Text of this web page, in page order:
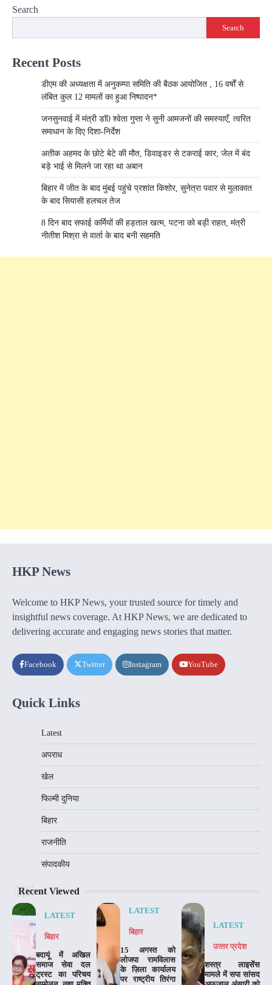
Search
Search
Recent Posts
डीएम की अध्यक्षता में अनुकम्पा समिति की बैठक आयोजित , 16 वर्षों से
लंबित कुल 12 मामलों का हुआ निष्पादन*
जनसुनवाई में मंत्री डाॅ0 श्वेता गुप्ता ने सुनी आमजनों की समस्याएँ, त्वरित
समाधान के दिए दिशा-निर्देश
अतीक अहमद के छोटे बेटे की मौत, डिवाइडर से टकराई कार; जेल में बंद
बड़े भाई से मिलने जा रहा था अबान
बिहार में जीत के बाद मुंबई पहुंचे प्रशांत किशोर, सुनेत्रा पवार से मुलाकात
के बाद सियासी हलचल तेज
8 दिन बाद सफाई कर्मियों की हड़ताल खत्म, पटना को बड़ी राहत, मंत्री
नीतीश मिश्रा से वार्ता के बाद बनी सहमति
HKP News
Welcome to HKP News, your trusted source for timely and
insightful news coverage. At HKP News, we are dedicated to
delivering accurate and engaging news stories that matter.
Facebook Twitter Instagram YouTube
Quick Links
Latest
अपराध
खेल
फिल्मी दुनिया
बिहार
राजनीति
संपादकीय
Recent Viewed
LATEST
बिहार
बदायूं में अखिल
समाज सेवा दल
ट्रस्ट का परिचय
LATEST
बिहार
15 अगस्त को
लोजपा रामविलास
के ज़िला कार्यालय
पर राष्ट्रीय तिरंगा
LATEST
उत्‍तर प्रदेश
शस्त्र लाइसेंस
मामले में सपा सांसद